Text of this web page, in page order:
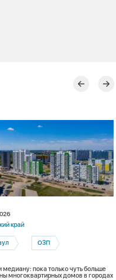
край
ОЗП
пока только чуть больше
многоквартирных домов в городах